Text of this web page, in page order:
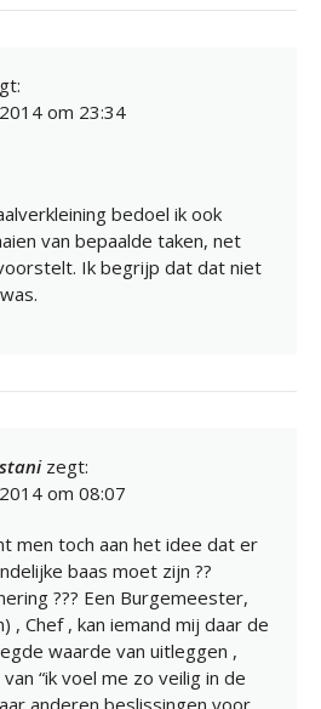
om 23:34
bedoel ik ook
van bepaalde taken, net
Ik begrijp dat dat niet
zegt:
om 08:07
men toch aan het idee dat er
baas moet zijn ??
??? Een Burgemeester,
, Chef , kan iemand mij daar de
waarde van uitleggen ,
“ik voel me zo veilig in de